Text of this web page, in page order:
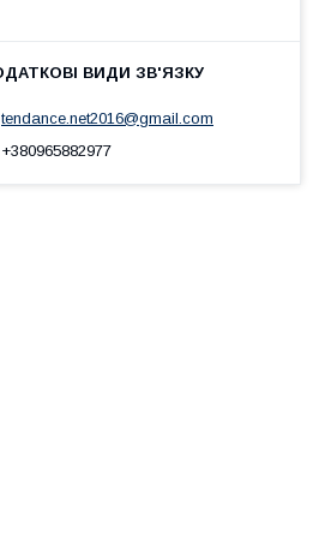
tendance.net2016@gmail.com
+380965882977